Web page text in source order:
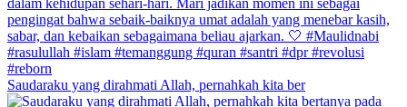
Saudaraku yang dirahmati Allah, pernahkah kita ber